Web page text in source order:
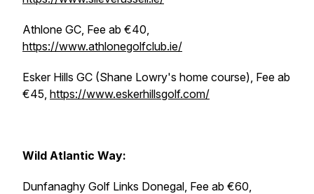
Athlone GC, Fee ab €40,
https://www.athlonegolfclub.ie/
Esker Hills GC (Shane Lowry's home course), Fee ab
€45, https://www.eskerhillsgolf.com/
Wild Atlantic Way:
Dunfanaghy Golf Links Donegal, Fee ab €60,